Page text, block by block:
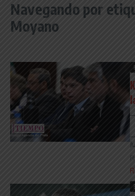
Navegando por
Moyano